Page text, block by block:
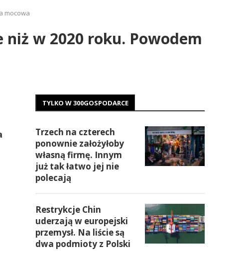
mocowa
w 2020 roku. Powodem
TYLKO W 300GOSPODARCE
Trzech na czterech
ponownie założyłoby
własną firmę. Innym
już tak łatwo jej nie
polecają
Restrykcje Chin
uderzają w europejski
przemysł. Na liście są
dwa podmioty z Polski